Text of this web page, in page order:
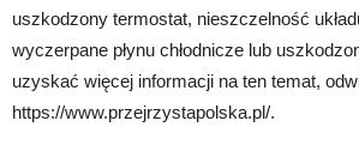
uszkodzony termostat, nieszczelność
wyczerpane płynu chłodnicze lub
uzyskać więcej informacji na ten temat,
https://www.przejrzystapolska.pl/.